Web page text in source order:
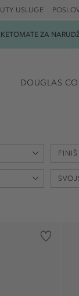
USLUGE
ZA
DOUGLAS
FINIŠ